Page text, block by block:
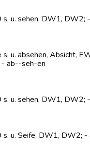
s. u. sehen, DW1, DW2;
u. absehen, Absicht,
ab--seh-en
s. u. sehen, DW1, DW2;
s. u. Seife, DW1, DW2;